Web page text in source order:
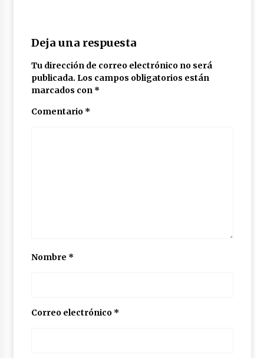
Deja una respuesta
Tu dirección de correo electrónico no será
publicada. Los campos obligatorios están
marcados con *
Comentario *
Nombre *
Correo electrónico *